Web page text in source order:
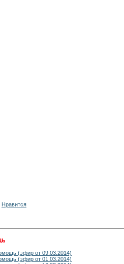
Нравится
(эфир от 09.03.2014)
(эфир от 01.03.2014)